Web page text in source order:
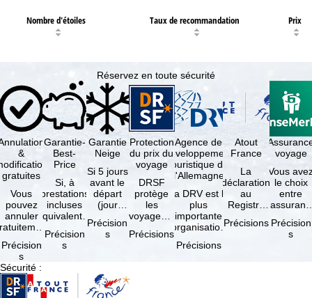
Nombre d'étoiles Taux de recommandation Prix
Réservez en toute sécurité
&
gratuites
Vous
pouvez
annuler
suivant
la
à …
Précision
s
Garantie-
Best-
Price
Si, à
prestations
incluses
équivalentes
réserve de
disponibilités,
Précision
s
Garantie
Neige
Si 5 jours
avant le
départ
(jour
d'arrivée),
tous les
domaines
Précision
s
Protection
du prix du
voyage
DRSF
protège
les
voyageurs
réservent
Précisions
Agence de
développement
touristique de
l'Allemagne
La DRV est la
plus
importante
organisation
professionnels
Précisions
Atout
France
La
déclaration
au
Registre
Opérateurs
Précisions
voyage
Vous
le choix
entre
et
Précision
s
Sécurité :